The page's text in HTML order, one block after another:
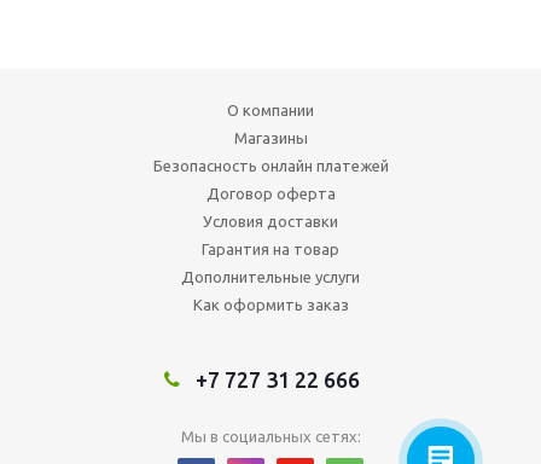
О компании
Магазины
Безопасность онлайн платежей
Договор оферта
Условия доставки
Гарантия на товар
Дополнительные услуги
Как оформить заказ
+7 727 31 22 666
Мы в социальных сетях: